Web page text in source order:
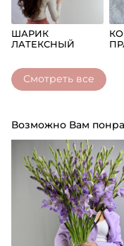
ШАРИК
ЛАТЕКСНЫЙ
Смотреть все
Возможно Вам